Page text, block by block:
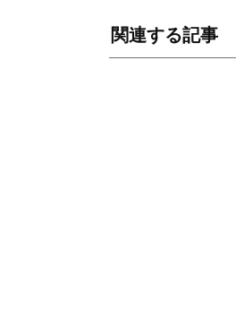
関連する記事